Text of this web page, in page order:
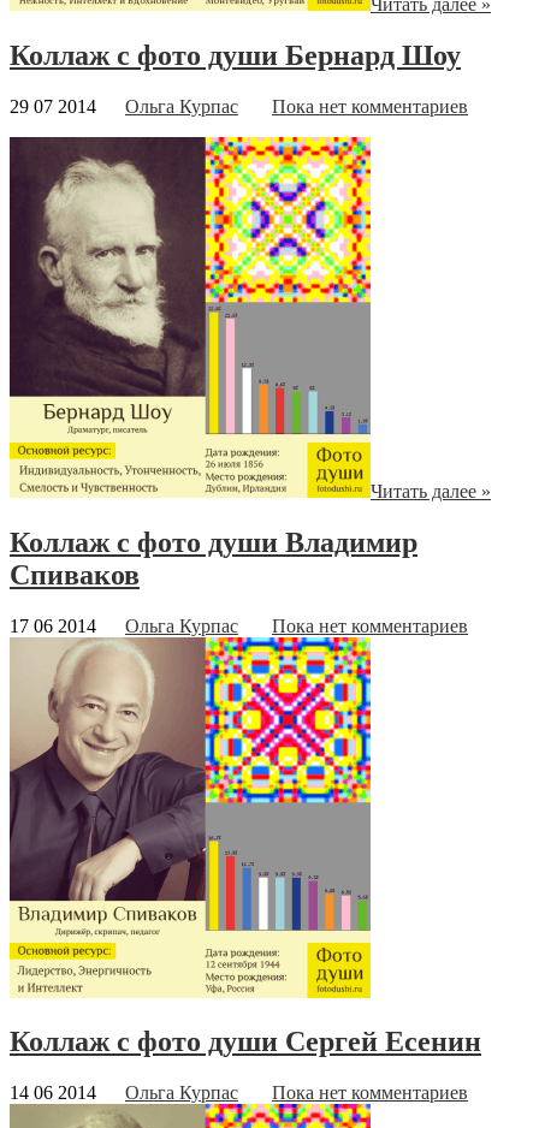
Читать далее »
Коллаж с фото души Бернард Шоу
29 07 2014 Ольга Курпас Пока нет комментариев
Читать далее »
Коллаж с фото души Владимир
Спиваков
17 06 2014 Ольга Курпас Пока нет комментариев
Коллаж с фото души Сергей Есенин
14 06 2014 Ольга Курпас Пока нет комментариев